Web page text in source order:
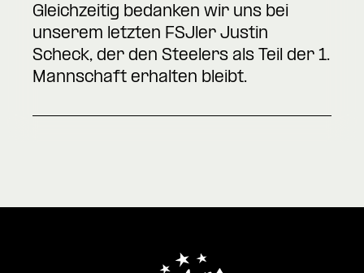
Gleichzeitig bedanken wir uns bei
unserem letzten FSJler Justin
Scheck, der den Steelers als Teil der 1.
Mannschaft erhalten bleibt.